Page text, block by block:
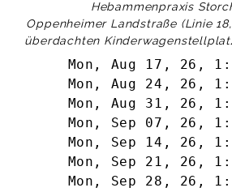
die Kurseinheiten auch
habe mich in jeder Einheit total
Baby hat die herzliche
genossen wie ich - es war für
tolle Zeit :)
Gabriela, Dec 19
Hebammenpraxis
Oppenheimer Landstraße (Linie
überdachten
Mon, Aug 17, 26 ,
Mon, Aug 24, 26 ,
Mon, Aug 31, 26 ,
Mon, Sep 07, 26 ,
Mon, Sep 14, 26 ,
Mon, Sep 21, 26 ,
Mon, Sep 28, 26 ,